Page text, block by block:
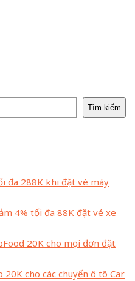
Tìm kiếm
đa 288K khi đặt vé máy
4% tối đa 88K đặt vé xe
20K cho mọi đơn đặt
cho các chuyến ô tô Car